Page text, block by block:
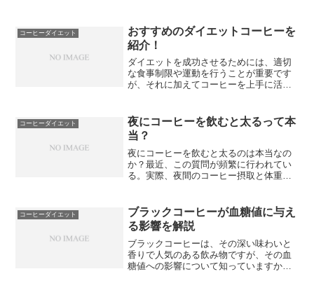
原因は様々であり、筋肉の緊張や悪姿
勢、加齢などが要因となるこ...
コーヒーダイエット
おすすめのダイエットコーヒーを
紹介！
ダイエットを成功させるためには、適切
な食事制限や運動を行うことが重要です
が、それに加えてコーヒーを上手に活用
効果、ブラックコーヒーとダイエットの
関係性、グリーンコーヒー...
コーヒーダイエット
夜にコーヒーを飲むと太るって本
当？
夜にコーヒーを飲むと太るのは本当なの
か？最近、この質問が頻繁に行われてい
る。実際、夜間のコーヒー摂取と体重増
ような影響を与えるのか気になるところ
だ。また、コーヒーが睡眠...
コーヒーダイエット
ブラックコーヒーが血糖値に与え
る影響を解説
ブラックコーヒーは、その深い味わいと
香りで人気のある飲み物ですが、その血
糖値への影響について知っていますか？